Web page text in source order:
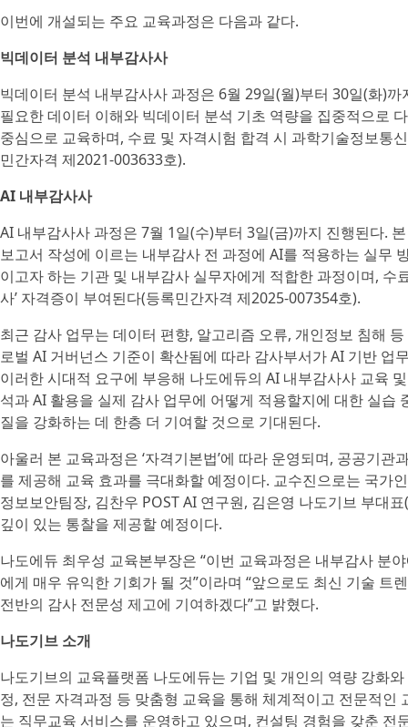
이번에 개설되는 주요 교육과정은 다음과 같다.
빅데이터 분석 내부감사사
빅데이터 분석 내부감사사 과정은 6월 29일(월)부터 30일(화)
필요한 데이터 이해와 빅데이터 분석 기초 역량을 집중적으로
중심으로 교육하며, 수료 및 자격시험 합격 시 과학기술정보통
민간자격 제2021-003633호).
AI 내부감사사
AI 내부감사사 과정은 7월 1일(수)부터 3일(금)까지 진행된다.
보고서 작성에 이르는 내부감사 전 과정에 AI를 적용하는 실무
이고자 하는 기관 및 내부감사 실무자에게 적합한 과정이며,
사’ 자격증이 부여된다(등록민간자격 제2025-007354호).
최근 감사 업무는 데이터 편향, 알고리즘 오류, 개인정보 침해
로벌 AI 거버넌스 기준이 확산됨에 따라 감사부서가 AI 기반
이러한 시대적 요구에 부응해 나도에듀의 AI 내부감사사 교육
석과 AI 활용을 실제 감사 업무에 어떻게 적용할지에 대한 실
질을 강화하는 데 한층 더 기여할 것으로 기대된다.
아울러 본 교육과정은 ‘자격기본법’에 따라 운영되며, 공공기
를 제공해 교육 효과를 극대화할 예정이다. 교수진으로는 국가
정보보안팀장, 김찬우 POST AI 연구원, 김은영 나도기브 부대
깊이 있는 통찰을 제공할 예정이다.
나도에듀 최우성 교육본부장은 “이번 교육과정은 내부감사 분
에게 매우 유익한 기회가 될 것”이라며 “앞으로도 최신 기술
전반의 감사 전문성 제고에 기여하겠다”고 밝혔다.
나도기브 소개
나도기브의 교육플랫폼 나도에듀는 기업 및 개인의 역량 강화
정, 전문 자격과정 등 맞춤형 교육을 통해 체계적이고 전문적
는 직무교육 서비스를 운영하고 있으며, 컨설팅 경험을 갖춘